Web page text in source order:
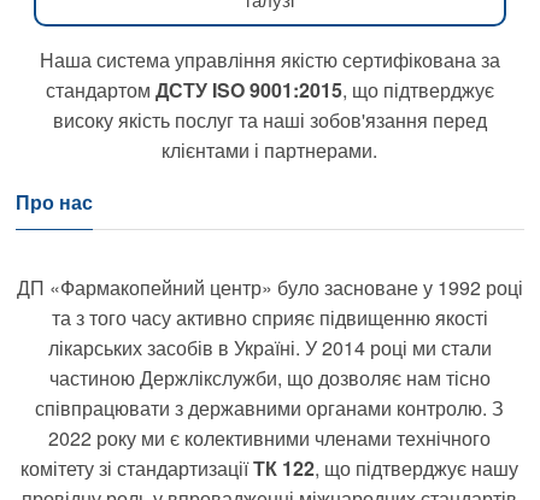
Наша система управління якістю сертифікована за
стандартом ДСТУ ISO 9001:2015, що підтверджує
високу якість послуг та наші зобов'язання перед
клієнтами і партнерами.
Про нас
ДП «Фармакопейний центр» було засноване у 1992 році
та з того часу активно сприяє підвищенню якості
лікарських засобів в Україні. У 2014 році ми стали
частиною Держлікслужби, що дозволяє нам тісно
співпрацювати з державними органами контролю. З
2022 року ми є колективними членами технічного
комітету зі стандартизаціїТК 122, що підтверджує нашу